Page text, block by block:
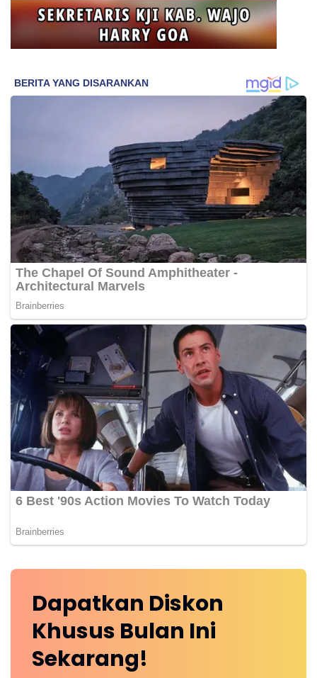
Dapatkan Diskon
Khusus Bulan Ini
Sekarang!